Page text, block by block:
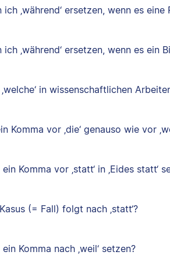
ich ‚während‘ ersetzen, wenn es
ich ‚während‘ ersetzen, wenn es ein
in wissenschaftlichen
Komma vor ‚die‘ genauso wie vor
Komma vor ‚statt‘ in ‚Eides statt‘
(= Fall) folgt nach ‚statt‘?
Komma nach ‚weil‘ setzen?